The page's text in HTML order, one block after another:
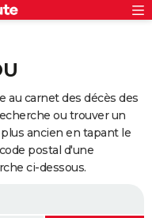
au carnet des décès des
ou trouver un
ancien en tapant le
postal d'une
ci-dessous.